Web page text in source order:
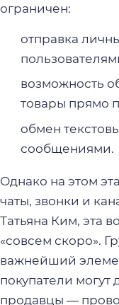
ограничен:
отправка
возможность
товары прямо
обмен
сообщениями.
Однако на этом
чаты, звонки и
Татьяна Ким, эта
«совсем скоро».
важнейший
покупатели могут
продавцы —